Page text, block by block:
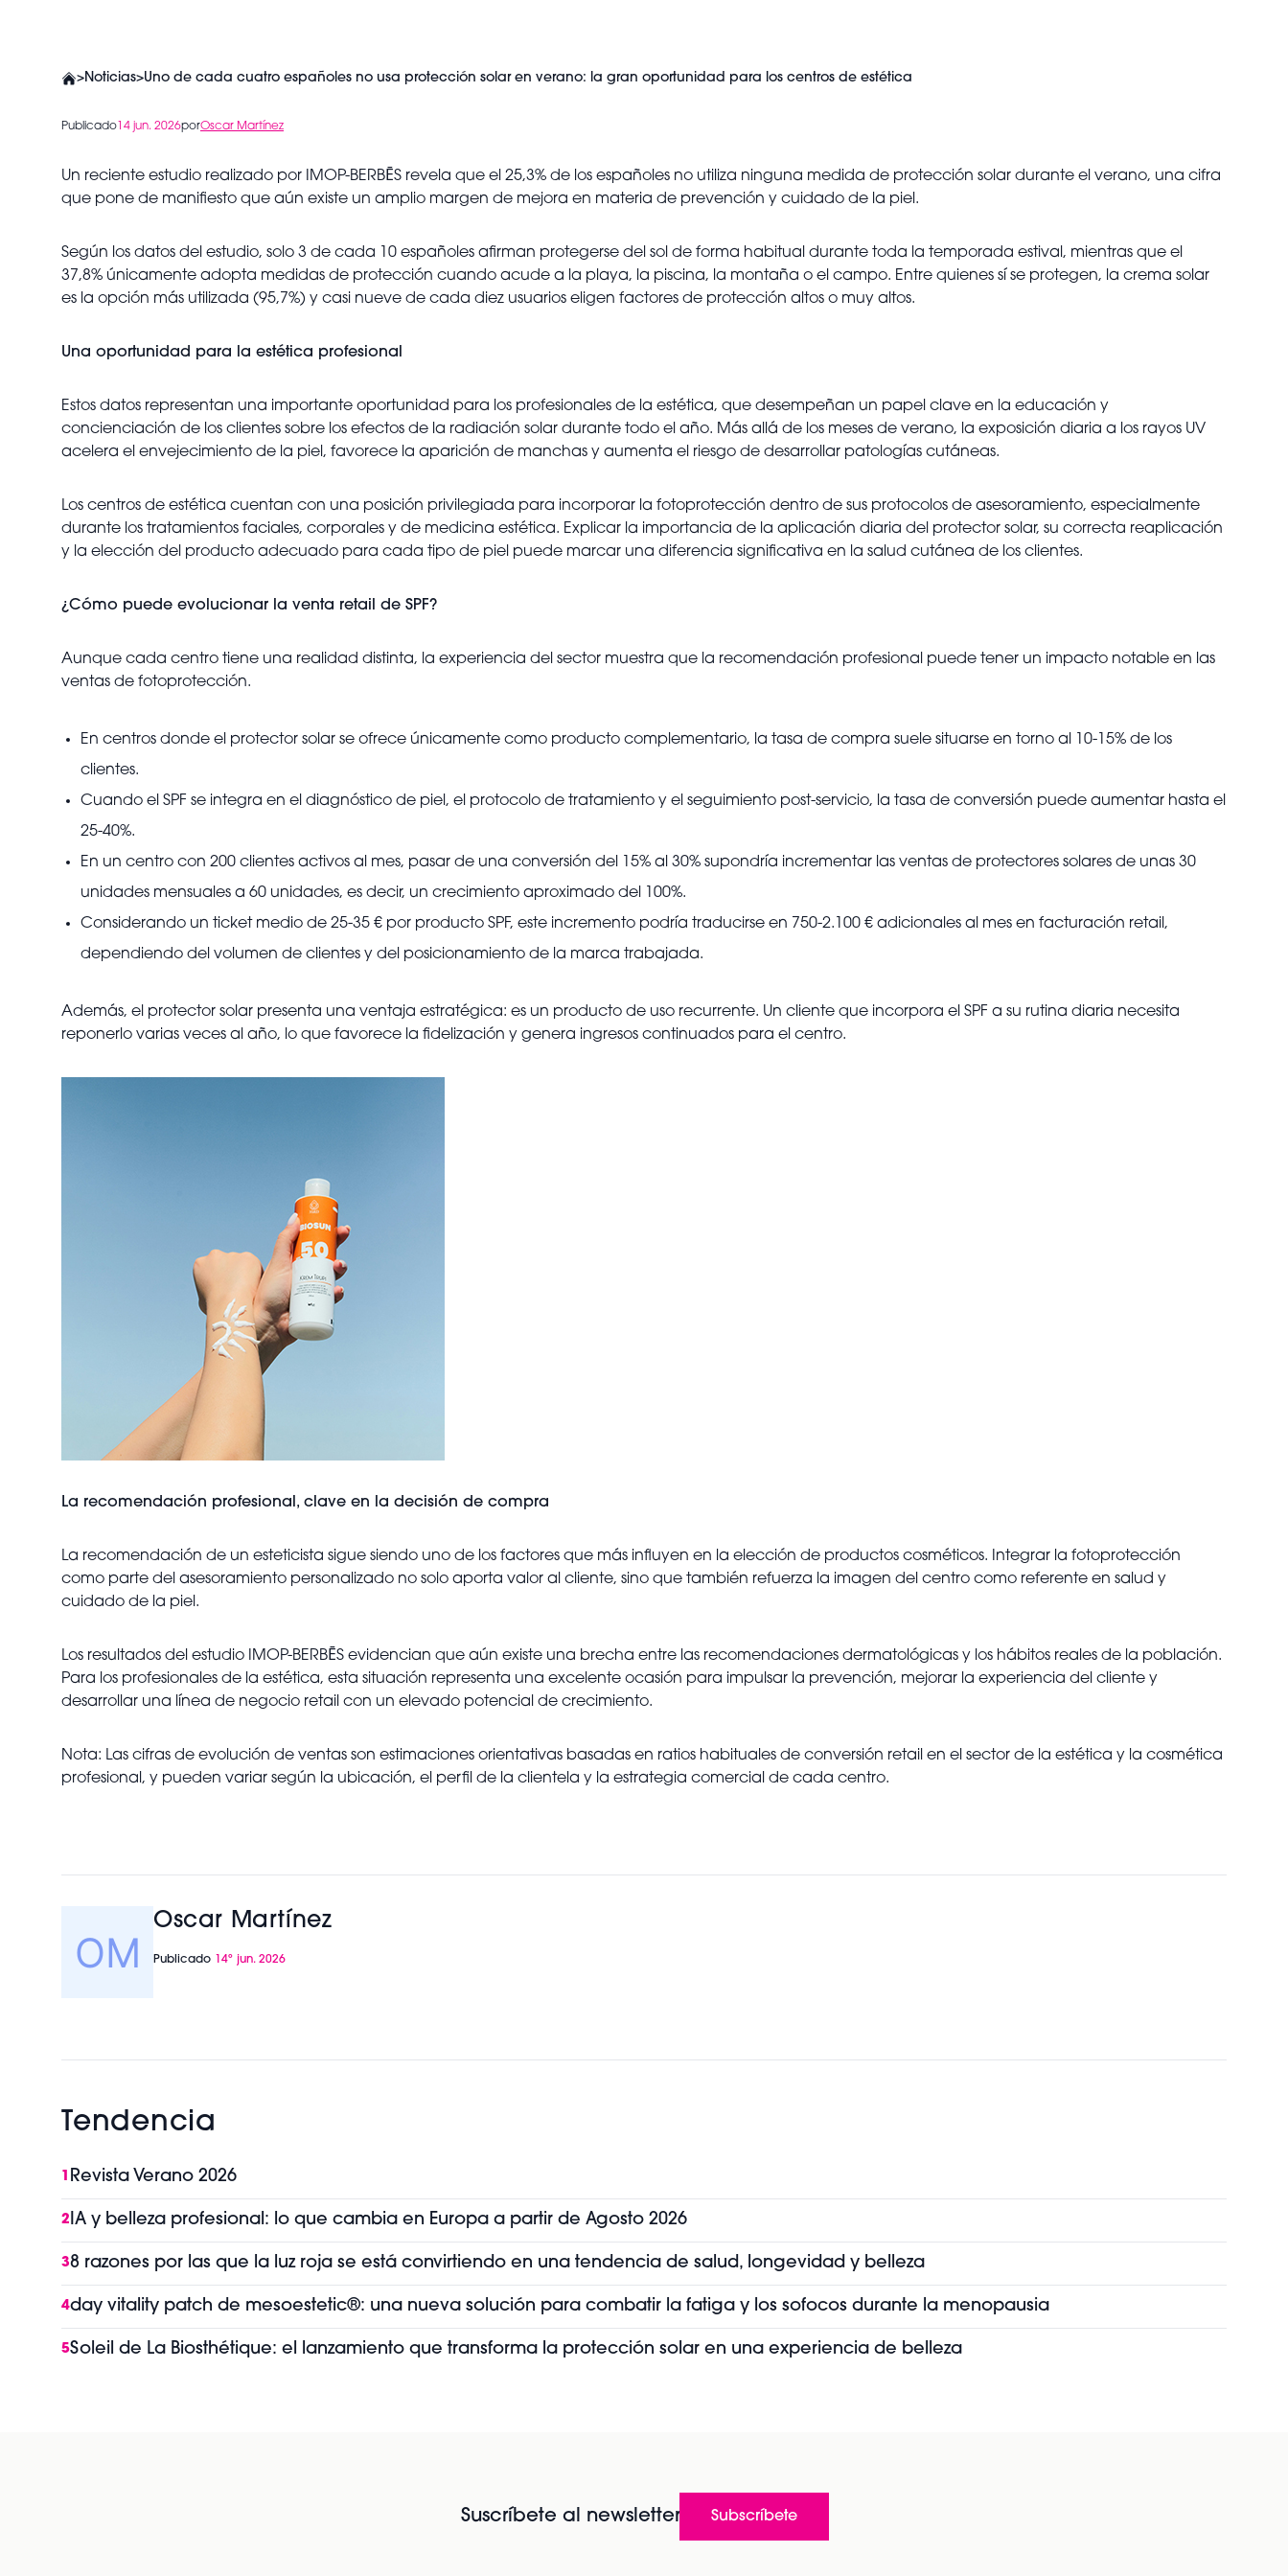
>Noticias>Uno de cada cuatro españoles no usa protección solar en verano: la gran oportunidad para los centros de estética
Publicado 14 jun. 2026porOscar Martínez
Un reciente estudio realizado por IMOP-BERBĒS revela que el 25,3% de los españoles no utiliza ninguna medida de protección solar durante el verano, una cifra
que pone de manifiesto que aún existe un amplio margen de mejora en materia de prevención y cuidado de la piel.
Según los datos del estudio, solo 3 de cada 10 españoles afirman protegerse del sol de forma habitual durante toda la temporada estival, mientras que el
37,8% únicamente adopta medidas de protección cuando acude a la playa, la piscina, la montaña o el campo. Entre quienes sí se protegen, la crema solar
es la opción más utilizada (95,7%) y casi nueve de cada diez usuarios eligen factores de protección altos o muy altos.
Una oportunidad para la estética profesional
Estos datos representan una importante oportunidad para los profesionales de la estética, que desempeñan un papel clave en la educación y
concienciación de los clientes sobre los efectos de la radiación solar durante todo el año. Más allá de los meses de verano, la exposición diaria a los rayos UV
acelera el envejecimiento de la piel, favorece la aparición de manchas y aumenta el riesgo de desarrollar patologías cutáneas.
Los centros de estética cuentan con una posición privilegiada para incorporar la fotoprotección dentro de sus protocolos de asesoramiento, especialmente
durante los tratamientos faciales, corporales y de medicina estética. Explicar la importancia de la aplicación diaria del protector solar, su correcta reaplicación
y la elección del producto adecuado para cada tipo de piel puede marcar una diferencia significativa en la salud cutánea de los clientes.
¿Cómo puede evolucionar la venta retail de SPF?
Aunque cada centro tiene una realidad distinta, la experiencia del sector muestra que la recomendación profesional puede tener un impacto notable en las
ventas de fotoprotección.
En centros donde el protector solar se ofrece únicamente como producto complementario, la tasa de compra suele situarse en torno al 10-15% de los
clientes.
Cuando el SPF se integra en el diagnóstico de piel, el protocolo de tratamiento y el seguimiento post-servicio, la tasa de conversión puede aumentar hasta el
25-40%.
En un centro con 200 clientes activos al mes, pasar de una conversión del 15% al 30% supondría incrementar las ventas de protectores solares de unas 30
unidades mensuales a 60 unidades, es decir, un crecimiento aproximado del 100%.
Considerando un ticket medio de 25-35 € por producto SPF, este incremento podría traducirse en 750-2.100 € adicionales al mes en facturación retail,
dependiendo del volumen de clientes y del posicionamiento de la marca trabajada.
Además, el protector solar presenta una ventaja estratégica: es un producto de uso recurrente. Un cliente que incorpora el SPF a su rutina diaria necesita
reponerlo varias veces al año, lo que favorece la fidelización y genera ingresos continuados para el centro.
La recomendación profesional, clave en la decisión de compra
La recomendación de un esteticista sigue siendo uno de los factores que más influyen en la elección de productos cosméticos. Integrar la fotoprotección
como parte del asesoramiento personalizado no solo aporta valor al cliente, sino que también refuerza la imagen del centro como referente en salud y
cuidado de la piel.
Los resultados del estudio IMOP-BERBĒS evidencian que aún existe una brecha entre las recomendaciones dermatológicas y los hábitos reales de la población.
Para los profesionales de la estética, esta situación representa una excelente ocasión para impulsar la prevención, mejorar la experiencia del cliente y
desarrollar una línea de negocio retail con un elevado potencial de crecimiento.
Nota: Las cifras de evolución de ventas son estimaciones orientativas basadas en ratios habituales de conversión retail en el sector de la estética y la cosmética
profesional, y pueden variar según la ubicación, el perfil de la clientela y la estrategia comercial de cada centro.
Oscar Martínez
Publicado 14º jun. 2026
Tendencia
1 Revista Verano 2026
2IA y belleza profesional: lo que cambia en Europa a partir de Agosto 2026
38 razones por las que la luz roja se está convirtiendo en una tendencia de salud, longevidad y belleza
4day vitality patch de mesoestetic®: una nueva solución para combatir la fatiga y los sofocos durante la menopausia
5Soleil de La Biosthétique: el lanzamiento que transforma la protección solar en una experiencia de belleza
Suscríbete al newsletter Subscríbete